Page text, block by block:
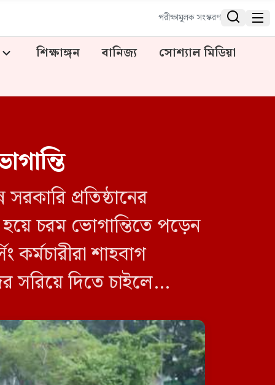
পরীক্ষামূলক সংস্করণ  
শিক্ষাঙ্গন বানিজ্য
সোশ্যাল মিডিয়া
প্রতিষ্ঠানের
হয়ে চরম ভোগান্তিতে পড়েন
শাহবাগ
দিতে চাইলে